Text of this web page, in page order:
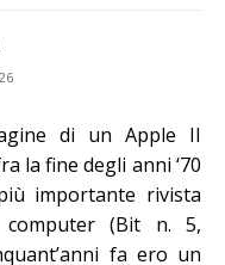
di un Apple II
la fine degli anni ‘70
importante rivista
computer (Bit n. 5,
fa ero un